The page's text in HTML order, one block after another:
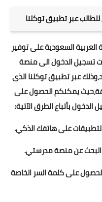
عبر تطبيق توكلنا
السعودية على توفير
تسجيل الدخول الى منصة
عبر تطبيق توكلنا الذى
يمكنكم الحصول على
بأتباع الطرق الآتية:
على كلمة السر الخاصة